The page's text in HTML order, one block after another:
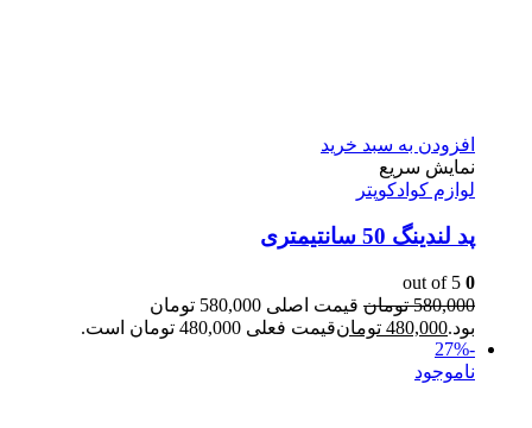
افزودن به سبد خرید
نمایش سریع
لوازم کوادکوپتر
پد لندینگ 50 سانتیمتری
0
580,000 تومان
قیمت اصلی 580,000 تومان
بود.480,000 تومانقیمت فعلی 480,000 تومان است.
-27%
ناموجود